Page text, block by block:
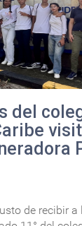
del
de recibir a